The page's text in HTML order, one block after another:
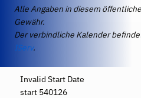
Alle Angaben in diesem
Gewähr.
Der verbindliche Kalender
IServ.
Invalid Start Date
start 540126